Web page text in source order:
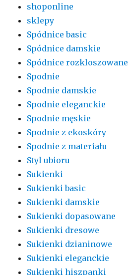
shoponline
sklepy
Spódnice basic
Spódnice damskie
Spódnice rozkloszowane
Spodnie
Spodnie damskie
Spodnie eleganckie
Spodnie męskie
Spodnie z ekoskóry
Spodnie z materiału
Styl ubioru
Sukienki
Sukienki basic
Sukienki damskie
Sukienki dopasowane
Sukienki dresowe
Sukienki dzianinowe
Sukienki eleganckie
Sukienki hiszpanki